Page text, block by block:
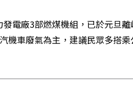
電廠3部燃煤機組，已於元旦
機車廢氣為主，建議民眾多搭